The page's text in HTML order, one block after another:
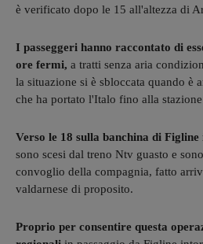
è verificato dopo le 15 all'altezza di
I passeggeri hanno raccontato di
ore fermi, a tratti senza aria
la situazione si è sbloccata quando è
che ha portato l'Italo fino alla
Verso le 18 sulla banchina di
sono scesi dal treno Ntv guasto e
convoglio della compagnia, fatto
valdarnese di proposito.
Proprio per consentire questa